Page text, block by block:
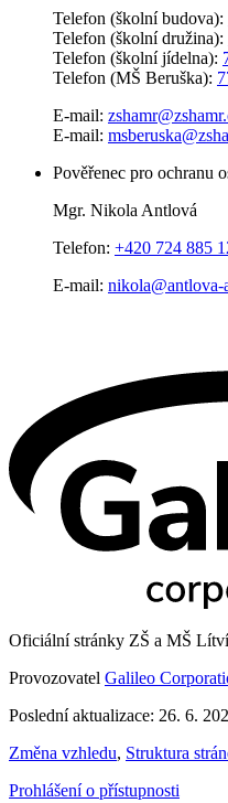
Telefon (školní budova):
Telefon (školní družina):
Telefon (školní jídelna):
Telefon (MŠ Beruška):
E-mail:
E-mail:
Pověřenec pro ochranu
Mgr. Nikola Antlová
Telefon: +420 724 885
E-mail: nikola@antlova-
Oficiální stránky ZŠ a MŠ
Provozovatel Galileo
Poslední aktualizace: 26. 6.
Změna vzhledu, Struktura
Prohlášení o přístupnosti